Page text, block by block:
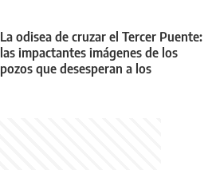
La odisea de cruzar el Tercer Puente:
las impactantes imágenes de los
pozos que desesperan a los